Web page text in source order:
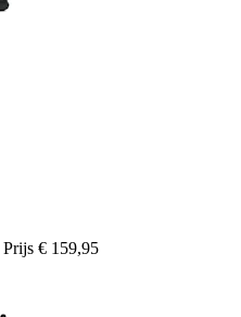
Prijs € 159,95